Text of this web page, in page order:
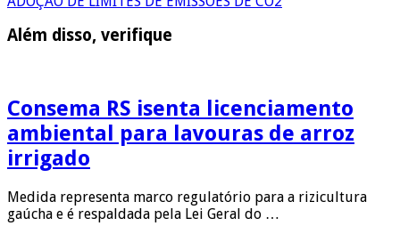
Além disso, verifique
Consema RS isenta licenciamento
ambiental para lavouras de arroz
irrigado
Medida representa marco regulatório para a rizicultura
gaúcha e é respaldada pela Lei Geral do …